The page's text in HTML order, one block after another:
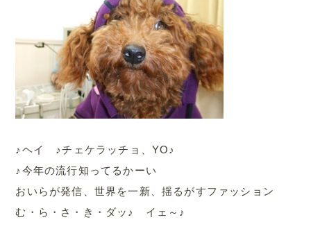
♪ヘイ ♪チェケラッチョ、YO♪
♪今年の流行知ってるかーい
おいらが発信、世界を一新、揺るがすファッション
む・ら・さ・き・ダッ♪ イェ～♪